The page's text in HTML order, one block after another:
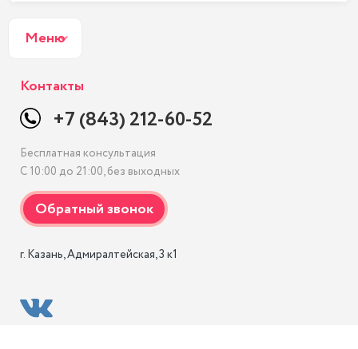
Меню
Контакты
+7 (843) 212-60-52
Бесплатная консультация
С 10:00 до 21:00, без выходных
г. Казань, Адмиралтейская, 3 к1